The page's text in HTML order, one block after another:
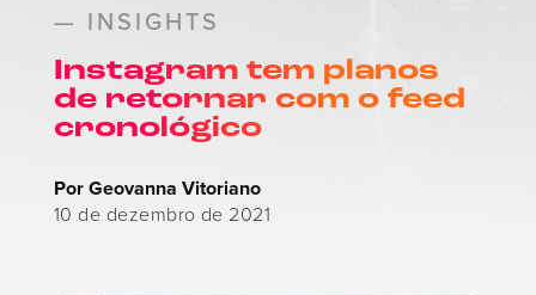
— INSIGHTS
Instagram tem planos
de retornar com o feed
cronológico
Por Geovanna Vitoriano
10 de dezembro de 2021